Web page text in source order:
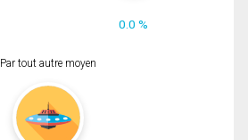
0.0 %
Par tout autre moyen